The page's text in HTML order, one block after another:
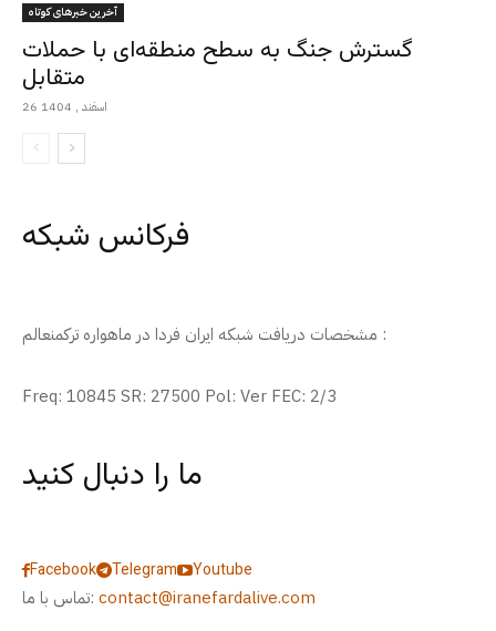
آخرین خبرهای کوتاه
گسترش جنگ به سطح منطقه‌ای با حملات
متقابل
26 اسفند , 1404
فرکانس شبکه
مشخصات دریافت شبکه ایران فردا در ماهواره ترکمنعالم :
Freq: 10845 SR: 27500 Pol: Ver FEC: 2/3
ما را دنبال کنید
Facebook Telegram
Youtube
تماس با ما: contact@iranefardalive.com